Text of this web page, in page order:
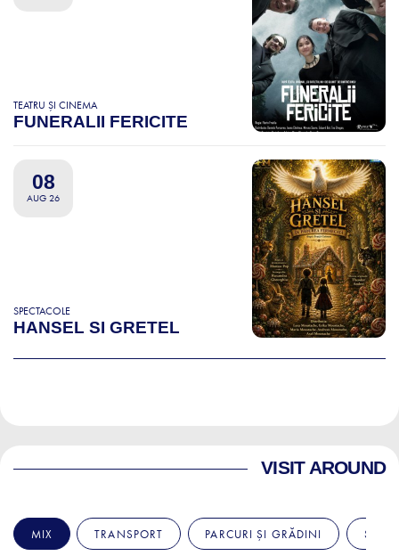
TEATRU ȘI CINEMA
FUNERALII FERICITE
08
AUG 26
SPECTACOLE
HANSEL SI GRETEL
VISIT AROUND
MIX TRANSPORT PARCURI ȘI GRĂDINI